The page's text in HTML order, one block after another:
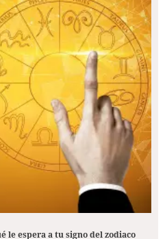
le espera a tu signo del zodiaco